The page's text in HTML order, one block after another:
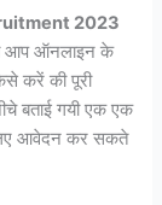
2023
आप ऑनलाइन के
करें की पूरी
बताई गयी एक एक
आवेदन कर सकते